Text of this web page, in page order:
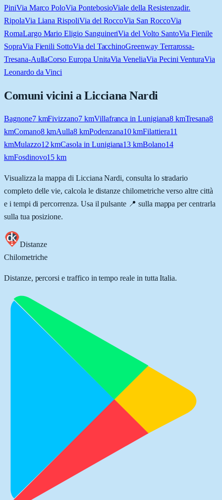
PiniVia Marco PoloVia PontebosioViale della Resistenzadir.
RipolaVia Liana RispoliVia del RoccoVia San RoccoVia
RomaLargo Mario Eligio SanguineriVia del Volto SantoVia Fienile
SopraVia Fienili SottoVia del TacchinoGreenway Terrarossa-
Tresana-AullaCorso Europa UnitaVia VeneliaVia Pecini VenturaVia
Leonardo da Vinci
Comuni vicini aLicciana Nardi
Bagnone7kmFivizzano7 kmVillafranca in Lunigiana8kmTresana8
kmComano8kmAulla8 kmPodenzana10kmFilattiera11
kmMulazzo12 kmCasola in Lunigiana13 kmBolano14
kmFosdinovo15 km
Visualizza la mappa di Licciana Nardi, consulta lo stradario
completo delle vie, calcola le distanze chilometriche verso altre città
e i tempi di percorrenza. Usa il pulsante 📍 sulla mappa per centrarla
sulla tua posizione.
Distanze
Chilometriche
Distanze, percorsi e traffico in tempo reale in tutta Italia.